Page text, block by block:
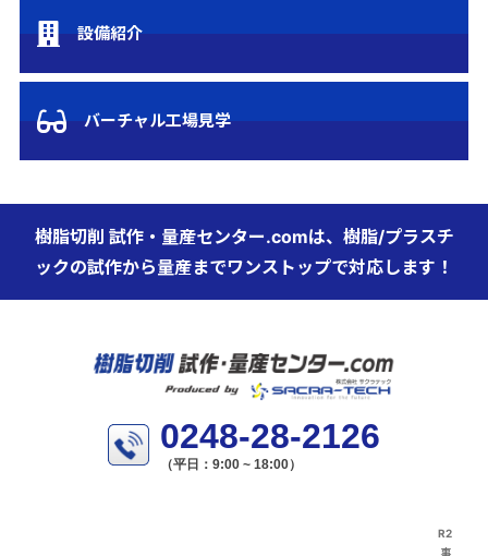
設備紹介
バーチャル工場見学
樹脂切削 試作・量産センター.comは、樹脂/プラスチ
ックの試作から量産までワンストップで対応します！
0248-28-2126
（平日：9:00 ~ 18:00）
R2
事